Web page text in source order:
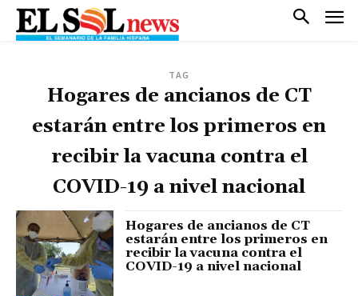
TAG
Hogares de ancianos de CT
estarán entre los primeros en
recibir la vacuna contra el
COVID-19 a nivel nacional
Hogares de ancianos de CT
estarán entre los primeros en
recibir la vacuna contra el
COVID-19 a nivel nacional